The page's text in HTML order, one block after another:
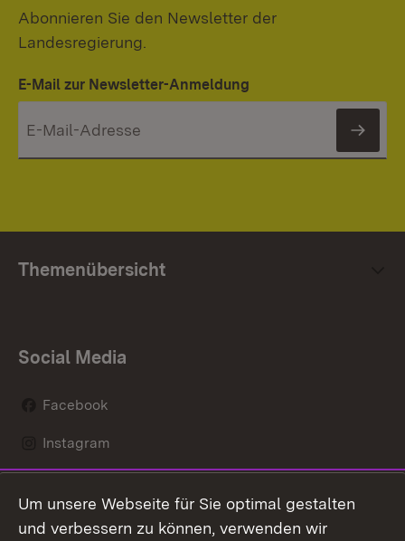
Abonnieren Sie den Newsletter der
Landesregierung.
E-Mail zur Newsletter-Anmeldung
Themenübersicht
Social Media
Facebook
Instagram
Mastodon
Um unsere Webseite für Sie optimal gestalten
und verbessern zu können, verwenden wir